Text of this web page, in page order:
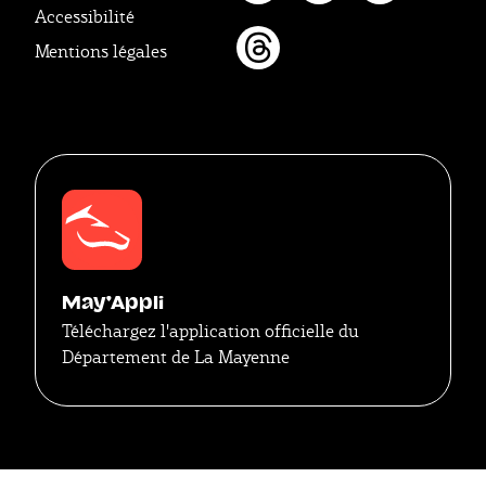
Accessibilité
Mentions légales
Twitter
May'Appli
Téléchargez l'application officielle du
Département de La Mayenne